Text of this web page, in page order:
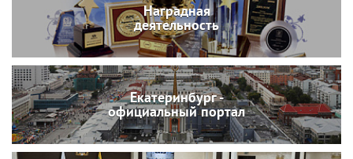
Наградная
деятельность
Екатеринбург -
официальный портал